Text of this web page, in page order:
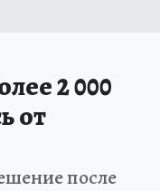
2 000
от
после